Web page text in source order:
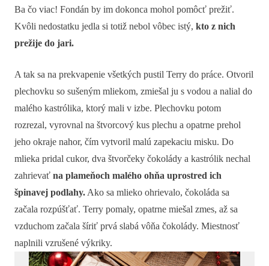
Ba čo viac! Fondán by im dokonca mohol pomôcť prežiť.
Kvôli nedostatku jedla si totiž nebol vôbec istý, kto z nich
prežije do jari.
A tak sa na prekvapenie všetkých pustil Terry do práce. Otvoril
plechovku so sušeným mliekom, zmiešal ju s vodou a nalial do
malého kastrólika, ktorý mali v izbe. Plechovku potom
rozrezal, vyrovnal na štvorcový kus plechu a opatrne prehol
jeho okraje nahor, čím vytvoril malú zapekaciu misku. Do
mlieka pridal cukor, dva štvorčeky čokolády a kastrólik nechal
zahrievať na plameňoch malého ohňa uprostred ich
špinavej podlahy. Ako sa mlieko ohrievalo, čokoláda sa
začala rozpúšťať. Terry pomaly, opatrne miešal zmes, až sa
vzduchom začala šíriť prvá slabá vôňa čokolády. Miestnosť
naplnili vzrušené výkriky.